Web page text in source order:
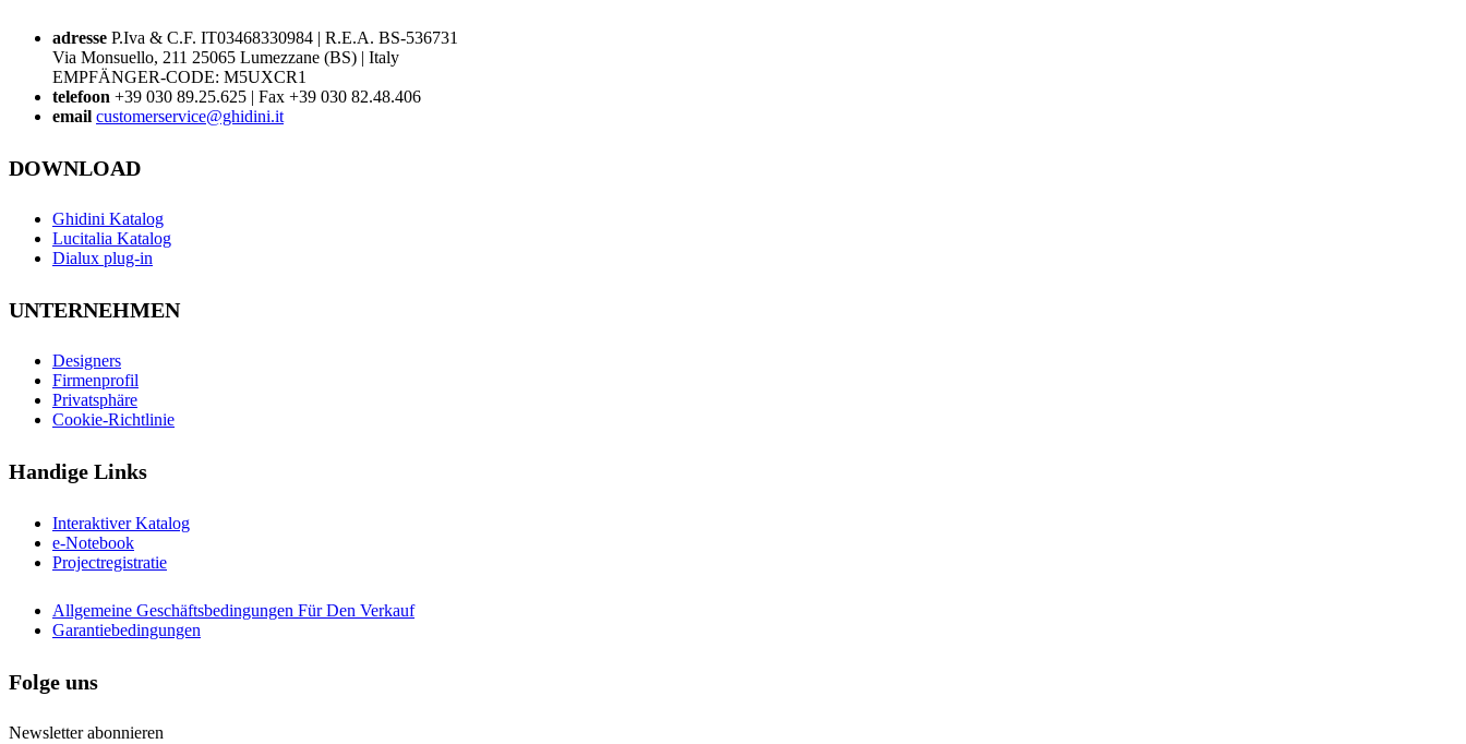
adresse P.Iva & C.F. IT03468330984 | R.E.A. BS-536731
Via Monsuello, 211 25065 Lumezzane (BS) | Italy
EMPFÄNGER-CODE: M5UXCR1
telefoon +39 030 89.25.625 | Fax +39 030 82.48.406
email customerservice@ghidini.it
DOWNLOAD
Ghidini Katalog
Lucitalia Katalog
Dialux plug-in
UNTERNEHMEN
Designers
Firmenprofil
Privatsphäre
Cookie-Richtlinie
Handige Links
Interaktiver Katalog
e-Notebook
Projectregistratie
Allgemeine Geschäftsbedingungen Für Den Verkauf
Garantiebedingungen
Folge uns
Newsletter abonnieren